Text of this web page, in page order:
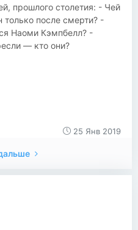
прошлого столетия: - Чей
после смерти? -
Наоми Кэмпбелл? -
— кто они?
25 Янв 2019